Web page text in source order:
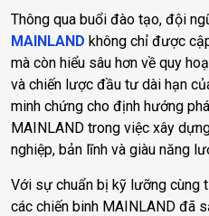
Thông qua buổi đào tạo, đội
MAINLAND không chỉ được
mà còn hiểu sâu hơn về quy
và chiến lược đầu tư dài hạn
minh chứng cho định hướng
MAINLAND trong việc xây
nghiệp, bản lĩnh và giàu năng
Với sự chuẩn bị kỹ lưỡng cùng
các chiến binh MAINLAND đã